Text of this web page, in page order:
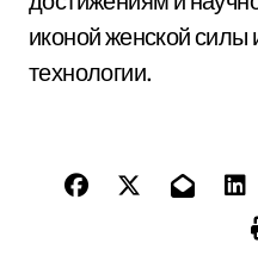
иконой женской силы
технологии.